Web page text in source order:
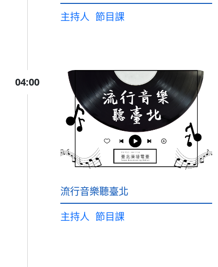
主持人 節目課
04:00
流行音樂聽臺北
主持人 節目課